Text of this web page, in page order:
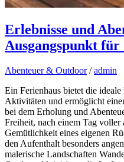
Erlebnisse und
Ausgangspunkt
Abenteuer & Outdoor/admin
Ein Ferienhaus bietet die
Aktivitäten und ermöglicht
bei dem Erholung und
Freiheit, nach einem Tag voller
Gemütlichkeit eines eigenen
den Aufenthalt besonders
malerische Landschaften